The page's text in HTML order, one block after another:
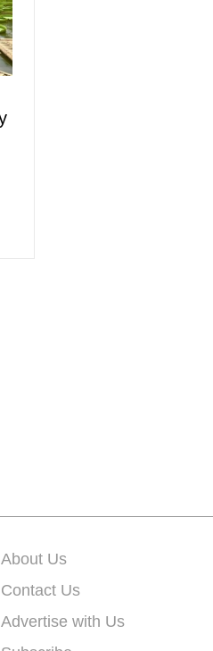
About Us
Contact Us
Advertise with Us